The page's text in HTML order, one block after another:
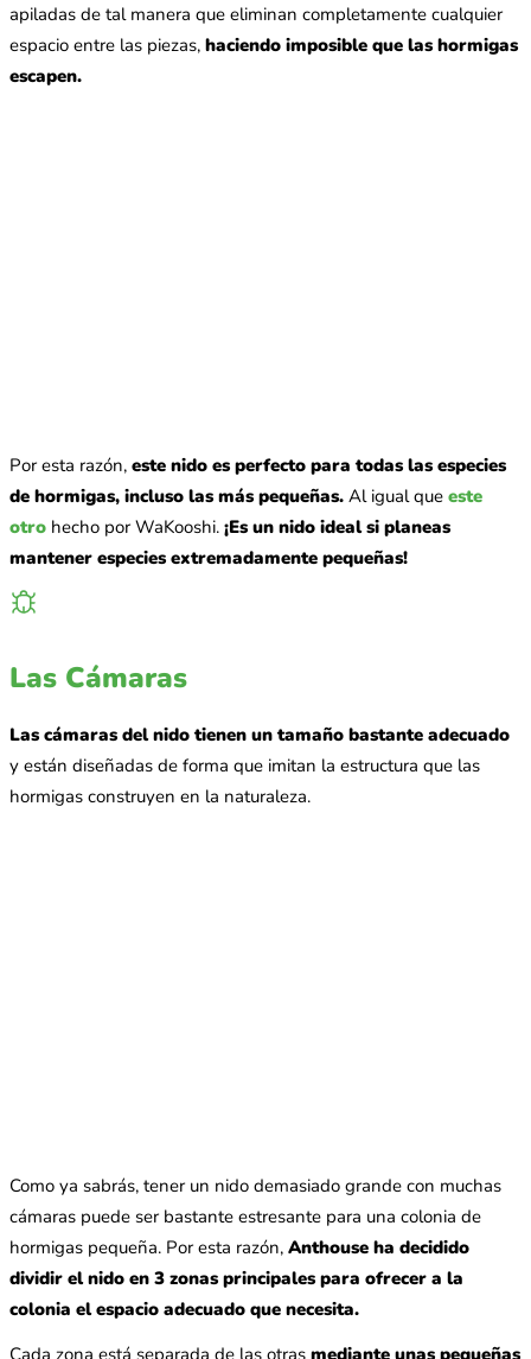
apiladas de tal manera que eliminan completamente cualquier
espacio entre las piezas, haciendo imposible que las hormigas
escapen.
Por esta razón, este nido es perfecto para todas las especies
de hormigas, incluso las más pequeñas. Al igual que este
otro hecho por WaKooshi. ¡Es un nido ideal si planeas
mantener especies extremadamente pequeñas!
Las Cámaras
Las cámaras del nido tienen un tamaño bastante adecuado
y están diseñadas de forma que imitan la estructura que las
hormigas construyen en la naturaleza.
Como ya sabrás, tener un nido demasiado grande con muchas
cámaras puede ser bastante estresante para una colonia de
hormigas pequeña. Por esta razón, Anthouse ha decidido
dividir el nido en 3 zonas principales para ofrecer a la
colonia el espacio adecuado que necesita.